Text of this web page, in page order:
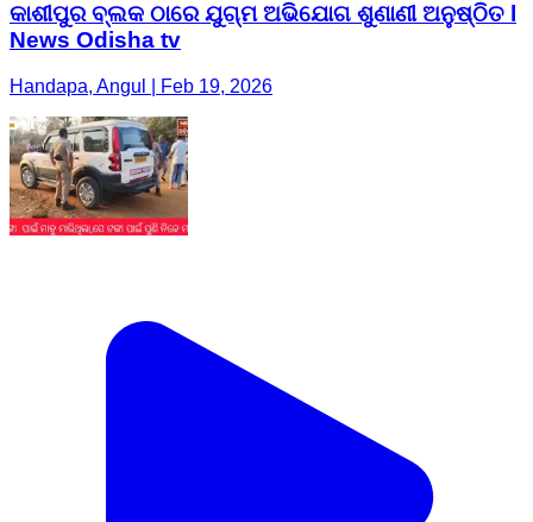
କାଶୀପୁର ବ୍ଲକ ଠାରେ ଯୁଗ୍ମ ଅଭିଯୋଗ ଶୁଣାଣୀ ଅନୁଷ୍ଠିତ l
News Odisha tv
Handapa, Angul | Feb 19, 2026